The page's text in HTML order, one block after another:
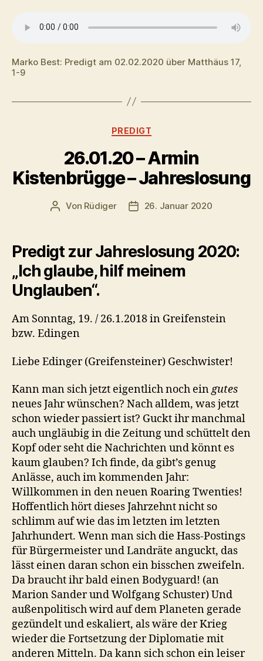
Marko Best: Predigt am 02.02.2020 über Matthäus 17,
1-9
Kategorien
PREDIGT
26.01.20 – Armin
Kistenbrügge – Jahreslosung
Beitragsautor
Von Rüdiger Veröffentlichungsdatum
26. Januar 2020
Predigt zur Jahreslosung 2020:
„Ich glaube, hilf meinem
Unglauben“.
Am Sonntag, 19. / 26.1.2018 in Greifenstein
bzw. Edingen
Liebe Edinger (Greifensteiner) Geschwister!
Kann man sich jetzt eigentlich noch eingutes
neues Jahr wünschen? Nach alldem, was jetzt
schon wieder passiert ist? Guckt ihr manchmal
auch ungläubig in die Zeitung und schüttelt den
Kopf oder seht die Nachrichten und könnt es
kaum glauben? Ich finde, da gibt’s genug
Anlässe, auch im kommenden Jahr:
Willkommen in den neuen Roaring Twenties!
Hoffentlich hört dieses Jahrzehnt nicht so
schlimm auf wie das im letzten im letzten
Jahrhundert. Wenn man sich die Hass-Postings
für Bürgermeister und Landräte anguckt, das
lässt einen daran schon ein bisschen zweifeln.
Da braucht ihr bald einen Bodyguard! (an
Marion Sander und Wolfgang Schuster) Und
außenpolitisch wird auf dem Planeten gerade
gezündelt und eskaliert, als wäre der Krieg
wieder die Fortsetzung der Diplomatie mit
anderen Mitteln. Da kann sich schon ein leiser